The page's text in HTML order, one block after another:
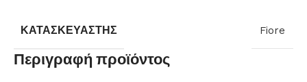
ΚΑΤΑΣΚΕΥΑΣΤΉΣ Fiore
Περιγραφή προϊόντος